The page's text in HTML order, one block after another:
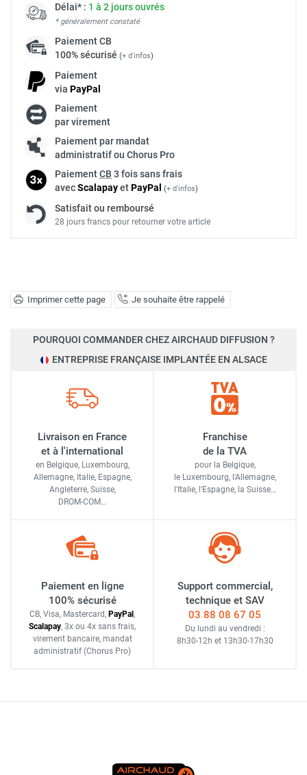
Imprimer cette page Je souhaite être rappelé
Délai* : 1 à 2 jours ouvrés
* généralement constaté
PaiementCB
100% sécurisé (+ d'infos)
Paiement
via PayPal
Paiement
par virement
Paiement par mandat
administratif ou Chorus Pro
PaiementCB 3 fois sans frais
avecScalapayetPayPal (+ d'infos)
Satisfait ou remboursé
28 jours francs pour retourner votre article
POURQUOI COMMANDER CHEZ AIRCHAUD DIFFUSION ?
ENTREPRISE FRANÇAISE IMPLANTÉE EN ALSACE
Livraison en France
et à l'international
en Belgique, Luxembourg,
Allemagne, Italie, Espagne,
Angleterre, Suisse,
DROM-COM…
Franchise
de la TVA
pour la Belgique,
le Luxembourg, l'Allemagne,
l'Italie, l'Espagne, la Suisse…
Paiement en ligne
100% sécurisé
CB, Visa, Mastercard, PayPal ,
Scalapay, 3x ou 4x sans frais,
virement bancaire, mandat
administratif (Chorus Pro)
Support commercial,
technique et SAV
03 88 08 67 05
Du lundi au vendredi :
8h30-12h et 13h30-17h30